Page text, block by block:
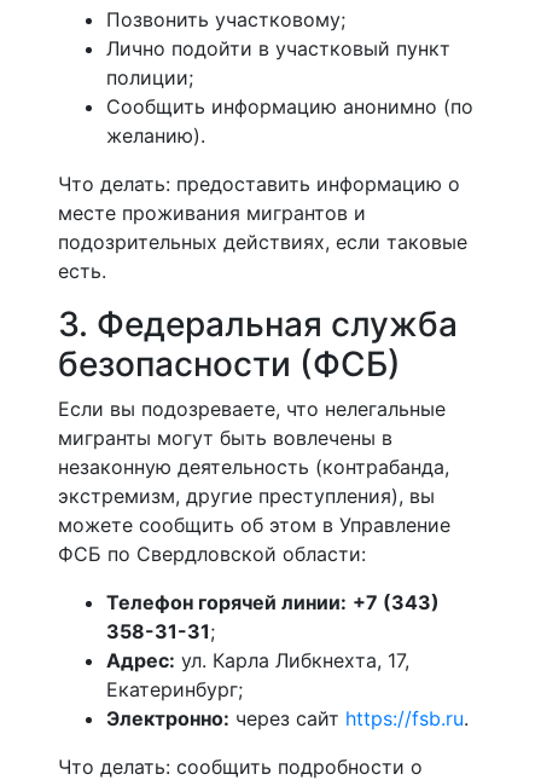
Позвонить участковому;
Лично подойти в участковый пункт
полиции;
Сообщить информацию анонимно (по
желанию).
Что делать: предоставить информацию о
месте проживания мигрантов и
подозрительных действиях, если таковые
есть.
3. Федеральная служба
безопасности (ФСБ)
Если вы подозреваете, что нелегальные
мигранты могут быть вовлечены в
незаконную деятельность (контрабанда,
экстремизм, другие преступления), вы
можете сообщить об этом в Управление
ФСБ по Свердловской области:
Телефон горячей линии: +7 (343)
358-31-31;
Адрес: ул. Карла Либкнехта, 17,
Екатеринбург;
Электронно: через сайт https://fsb.ru.
Что делать: сообщить подробности о